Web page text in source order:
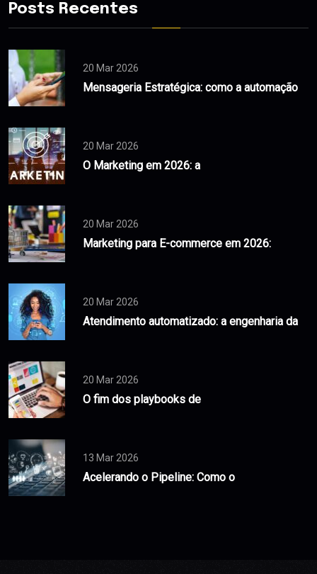
Posts Recentes
20 Mar 2026
Mensageria Estratégica: como a automação
20 Mar 2026
O Marketing em 2026: a
20 Mar 2026
Marketing para E-commerce em 2026:
20 Mar 2026
Atendimento automatizado: a engenharia da
20 Mar 2026
O fim dos playbooks de
13 Mar 2026
Acelerando o Pipeline: Como o